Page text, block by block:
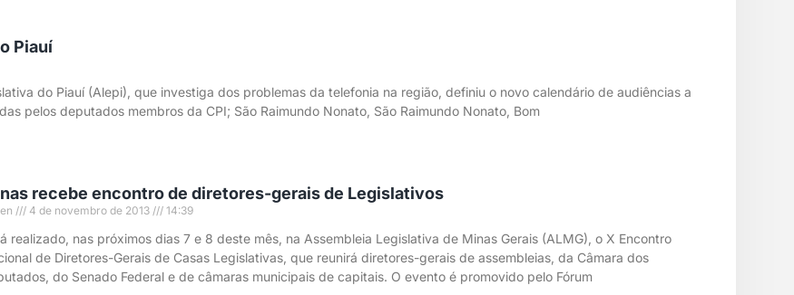
Piauí
do Piauí (Alepi), que investiga dos problemas da telefonia na região, definiu o novo calendário de audiências a
pelos deputados membros da CPI; São Raimundo Nonato, São Raimundo Nonato, Bom
recebe encontro de diretores-gerais de Legislativos
4 de novembro de 2013 14:39
realizado, nas próximos dias 7 e 8 deste mês, na Assembleia Legislativa de Minas Gerais (ALMG), o X Encontro
de Diretores-Gerais de Casas Legislativas, que reunirá diretores-gerais de assembleias, da Câmara dos
do Senado Federal e de câmaras municipais de capitais. O evento é promovido pelo Fórum